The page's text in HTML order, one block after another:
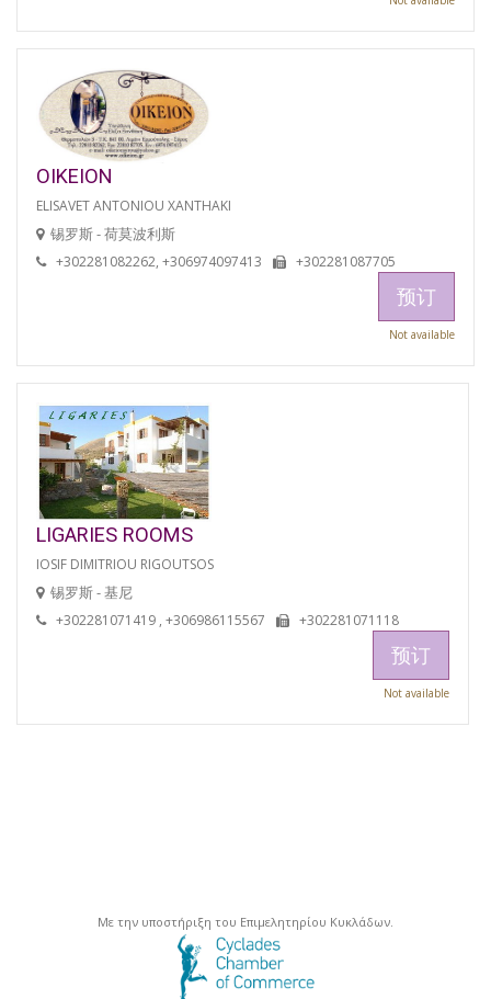
OIKEION
ELISAVET ANTONIOU XANTHAKI
锡罗斯 - 荷莫波利斯
+302281082262, +306974097413 +302281087705
预订
Not available
LIGARIES ROOMS
IOSIF DIMITRIOU RIGOUTSOS
锡罗斯 - 基尼
+302281071419 , +306986115567 +302281071118
预订
Not available
Με την υποστήριξη του Επιμελητηρίου Κυκλάδων.